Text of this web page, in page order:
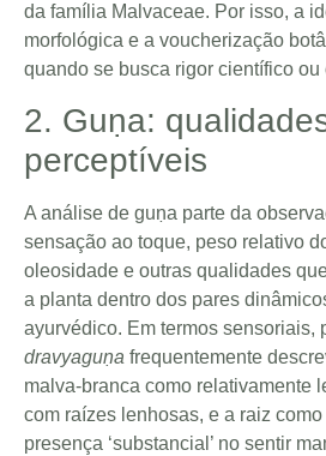
da família Malvaceae. Por isso, a
morfológica e a voucherização
quando se busca rigor científico ou
2. Guṇa:
perceptíveis
A análise de guṇa parte da
sensação ao toque, peso relativo
oleosidade e outras qualidades
a planta dentro dos pares
ayurvédico. Em termos sensoriais,
dravyaguṇa frequentemente
malva-branca como relativamente
com raízes lenhosas, e a raiz
presença ‘substancial’ no sentir